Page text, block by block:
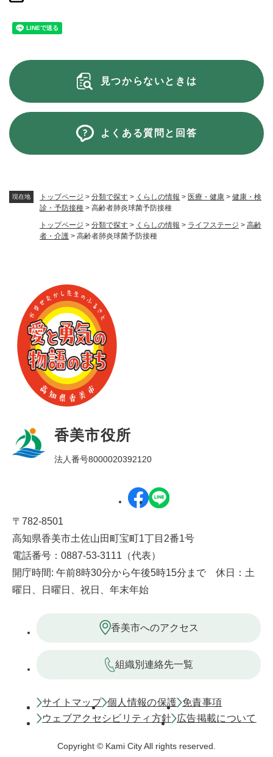
現在地 トップページ > 分類で探す > くらしの情報 > 医療・健康 > 健康・検
診・予防接種 > 高齢者肺炎球菌予防接種
トップページ > 分類で探す > くらしの情報 > ライフステージ > 高齢
者・介護 > 高齢者肺炎球菌予防接種
見つからないときは
よくある質問と回答
香美市役所
法人番号8000020392120
〒782-8501
高知県香美市土佐山田町宝町1丁目2番1号
電話番号：0887-53-3111（代表）
開庁時間: 午前8時30分から午後5時15分まで 休日：土
曜日、日曜日、祝日、年末年始
香美市へのアクセス
組織別連絡先一覧
サイトマップ 個人情報の保護 免責事項
ウェブアクセシビリティ方針
広告掲載について
Copyright © Kami City All rights reserved.